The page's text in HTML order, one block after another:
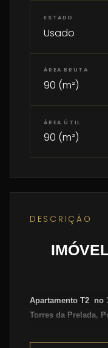
ESTADO
Usado
ÁREA BRUTA
90 (m²)
ÁREA ÚTIL
90 (m²)
DESCRIÇÃO
Apartamento T2 no
Torres da Prelada,
Apartamento T2 com